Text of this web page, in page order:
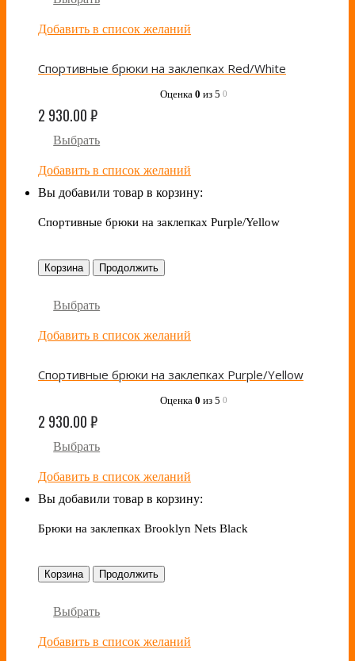
Добавить в список желаний
Спортивные брюки на заклепках Red/White
Оценка 0 из 5 0
2 930.00₽
Выбрать
Добавить в список желаний
Вы добавили товар в корзину:
Спортивные брюки на заклепках Purple/Yellow
Корзина Продолжить
Выбрать
Добавить в список желаний
Спортивные брюки на заклепках Purple/Yellow
Оценка 0 из 5 0
2 930.00₽
Выбрать
Добавить в список желаний
Вы добавили товар в корзину:
Брюки на заклепках Brooklyn Nets Black
Корзина Продолжить
Выбрать
Добавить в список желаний